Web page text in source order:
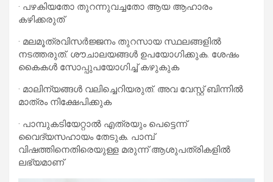
· പഴകിയതോ തുറന്നുവച്ചതോ ആയ ആഹാരം
കഴിക്കരുത്
· മലമൂത്രവിസര്‍ജ്ജനം തുറസായ സ്ഥലങ്ങളില്‍
നടത്തരുത്. ശൗചാലയങ്ങള്‍ ഉപയോഗിക്കുക. ശേഷം
കൈകള്‍ സോപ്പുപയോഗിച്ച് കഴുകുക
· മാലിന്യങ്ങള്‍ വലിച്ചെറിയരുത്. അവ വേസ്റ്റ് ബിന്നില്‍
മാത്രം നിക്ഷേപിക്കുക
· പാമ്പുകടിയേറ്റാല്‍ എത്രയും പെട്ടെന്ന്
വൈദ്യസഹായം തേടുക. പാമ്പ്
വിഷത്തിനെതിരെയുള്ള മരുന്ന് ആശുപത്രികളില്‍
ലഭ്യമാണ്